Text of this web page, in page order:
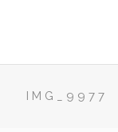
IMG_9977